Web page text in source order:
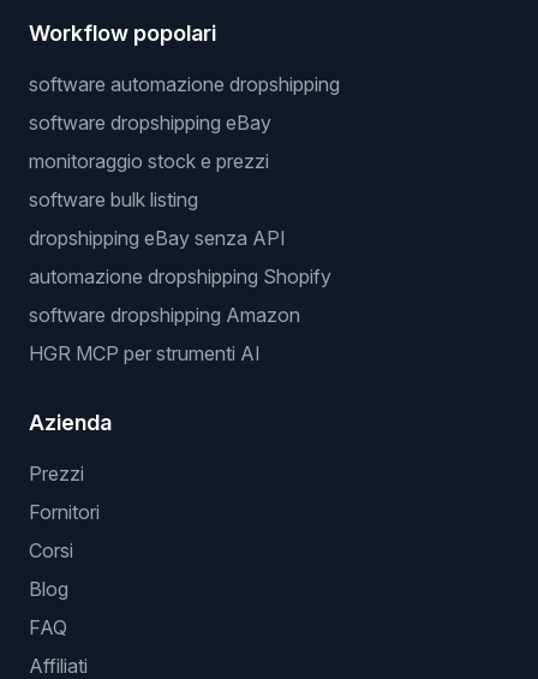
Workflow popolari
software automazione dropshipping
software dropshipping eBay
monitoraggio stock e prezzi
software bulk listing
dropshipping eBay senza API
automazione dropshipping Shopify
software dropshipping Amazon
HGR MCP per strumenti AI
Azienda
Prezzi
Fornitori
Corsi
Blog
FAQ
Affiliati